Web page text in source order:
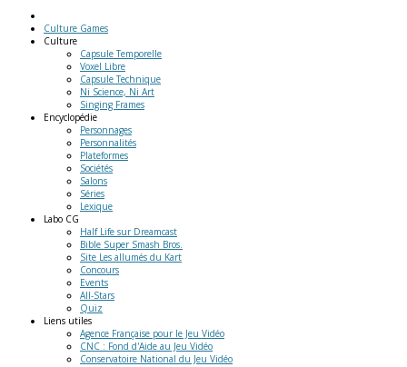
Culture Games
Culture
Capsule Temporelle
Voxel Libre
Capsule Technique
Ni Science, Ni Art
Singing Frames
Encyclopédie
Personnages
Personnalités
Plateformes
Sociétés
Salons
Séries
Lexique
Labo CG
Half Life sur Dreamcast
Bible Super Smash Bros.
Site Les allumés du Kart
Concours
Events
All-Stars
Quiz
Liens utiles
Agence Française pour le Jeu Vidéo
CNC : Fond d'Aide au Jeu Vidéo
Conservatoire National du Jeu Vidéo